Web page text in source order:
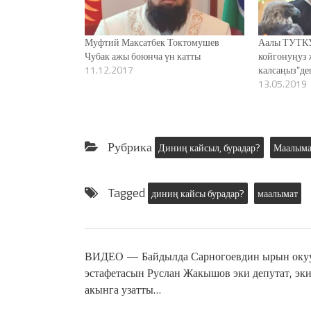
Муфтий Максатбек Токтомушев
Чубак ажы боюнча үн катты
11.12.2017
Аалы
13.05.2019
Рубрика Диниң кайсыл, бурадар?
Tagged диниң кайсы бурадар? маалымат
ВИДЕО — Байдылда Сарногоевдин ырын
эстафетасын Руслан Жакышов эки депутат, эки
акынга узатты…